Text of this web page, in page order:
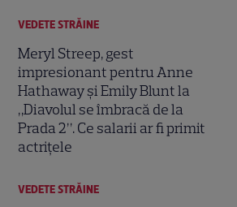
VEDETE STRĂINE
Meryl Streep, gest
impresionant pentru Anne
Hathaway și Emily Blunt la
„Diavolul se îmbracă de la
Prada 2”. Ce salarii ar fi primit
actrițele
VEDETE STRĂINE